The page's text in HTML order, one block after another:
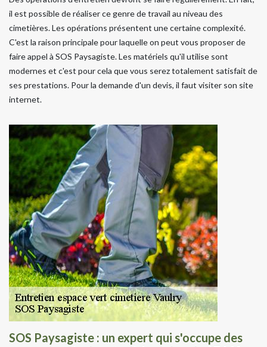
il est possible de réaliser ce genre de travail au niveau des
cimetières. Les opérations présentent une certaine complexité.
C'est la raison principale pour laquelle on peut vous proposer de
faire appel à SOS Paysagiste. Les matériels qu'il utilise sont
modernes et c'est pour cela que vous serez totalement satisfait de
ses prestations. Pour la demande d'un devis, il faut visiter son site
internet.
SOS Paysagiste : un expert qui s'occupe des